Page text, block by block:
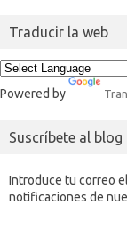
Traducir la web
Powered by
Suscríbete al
Introduce tu correo
notificaciones de